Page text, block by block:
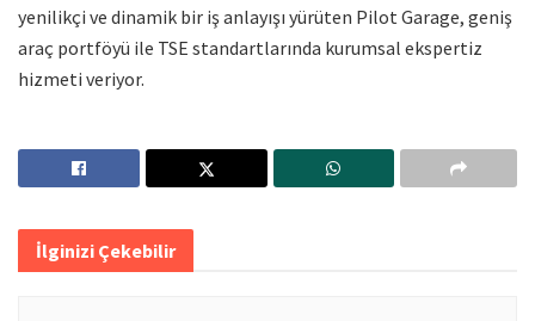
yenilikçi ve dinamik bir iş anlayışı yürüten Pilot Garage, geniş
araç portföyü ile TSE standartlarında kurumsal ekspertiz
hizmeti veriyor.
İlginizi Çekebilir